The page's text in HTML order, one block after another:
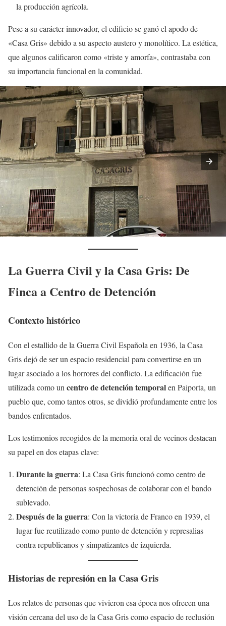
la producción agrícola.
Pese a su carácter innovador, el edificio se ganó el apodo de
«Casa Gris» debido a su aspecto austero y monolítico. La estética,
que algunos calificaron como «triste y amorfa», contrastaba con
su importancia funcional en la comunidad.
La Guerra Civil y la Casa Gris: De
Finca a Centro de Detención
Contexto histórico
Con el estallido de la Guerra Civil Española en 1936, la Casa
Gris dejó de ser un espacio residencial para convertirse en un
lugar asociado a los horrores del conflicto. La edificación fue
utilizada como un centro de detención temporalen Paiporta, un
pueblo que, como tantos otros, se dividió profundamente entre los
bandos enfrentados.
Los testimonios recogidos de la memoria oral de vecinos destacan
su papel en dos etapas clave:
Durante la guerra: La Casa Gris funcionó como centro de
detención de personas sospechosas de colaborar con el bando
sublevado.
Después de la guerra: Con la victoria de Franco en 1939, el
lugar fue reutilizado como punto de detención y represalias
contra republicanos y simpatizantes de izquierda.
Historias de represión en la Casa Gris
Los relatos de personas que vivieron esa época nos ofrecen una
visión cercana del uso de la Casa Gris como espacio de reclusión